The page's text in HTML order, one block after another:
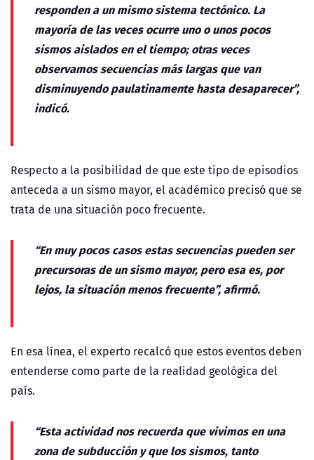
responden a un mismo sistema tectónico. La
mayoría de las veces ocurre uno o unos pocos
sismos aislados en el tiempo; otras veces
observamos secuencias más largas que van
disminuyendo paulatinamente hasta desaparecer”,
indicó.
Respecto a la posibilidad de que este tipo de episodios
anteceda a un sismo mayor, el académico precisó que se
trata de una situación poco frecuente.
“En muy pocos casos estas secuencias pueden ser
precursoras de un sismo mayor, pero esa es, por
lejos, la situación menos frecuente”, afirmó.
En esa línea, el experto recalcó que estos eventos deben
entenderse como parte de la realidad geológica del
país.
“Esta actividad nos recuerda que vivimos en una
zona de subducción y que los sismos, tanto